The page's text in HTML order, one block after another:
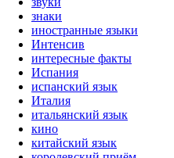
знаки
иностранные языки
Интенсив
интересные факты
Испания
испанский язык
Италия
итальянский язык
кино
китайский язык